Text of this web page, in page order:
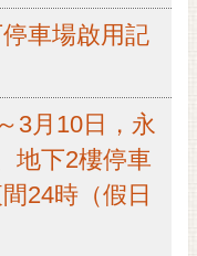
車場啟用記
3月10日，永
地下2樓停車
24時（假日